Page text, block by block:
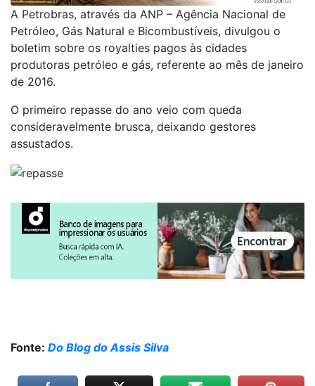
A Petrobras, através da ANP – Agência Nacional de
Petróleo, Gás Natural e Bicombustíveis, divulgou o
boletim sobre os royalties pagos às cidades
produtoras petróleo e gás, referente ao mês de janeiro
de 2016.
O primeiro repasse do ano veio com queda
consideravelmente brusca, deixando gestores
assustados.
Fonte: Do Blog do Assis Silva